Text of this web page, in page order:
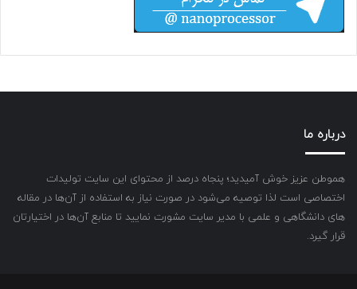
درباره ما
هموطن عزیز خوش آمیدید؛ پنجاه درصد از محتوای این سایت تولیدات
اختصاصی است لذا توصیه می‌شود در صورت نیاز به استفاده از آن‌ها در مقاله
های دانشگاهی و علمی با مدیر سایت مشورت نمایید تا منابع آن‌ها در اختیارتان
قرار گیرد.